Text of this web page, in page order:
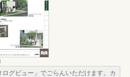
グビュー」でごらんいただけます。カ